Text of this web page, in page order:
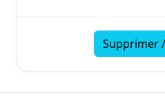
Supprimer